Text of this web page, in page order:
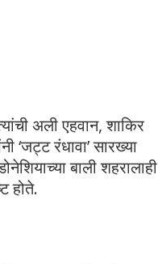
अली एहवान, शाकिर
‘जट्ट रंधावा’ सारख्या
बाली शहरालाही
होते.